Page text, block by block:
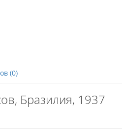
(0)
Бразилия, 1937